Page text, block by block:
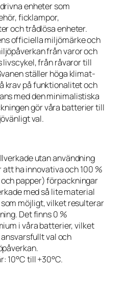
enheter som
ficklampor,
och trådlösa enheter.
officiella miljömärke och
från varor och
livscykel, från råvaror till
ställer höga klimat-
krav på funktionalitet och
med den minimalistiska
gör våra batterier till
val.
utan användning
ha innovativa och 100 %
papper) förpackningar
med så lite material
möjligt, vilket resulterar
Det finns 0 %
i våra batterier, vilket
val och
10°C till +30°C.